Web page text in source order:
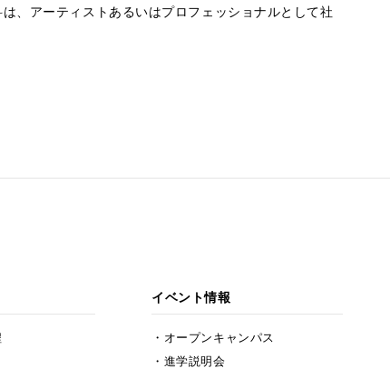
、アーティストあるいはプロフェッショナルとして社
イベント情報
オープンキャンパス
進学説明会